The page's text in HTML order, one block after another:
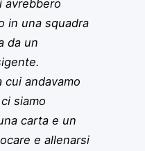
avrebbero
in una squadra
da un
cui andavamo
siamo
carta e un
e allenarsi